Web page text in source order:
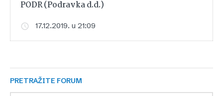
PODR (Podravka d.d.)
17.12.2019. u 21:09
PRETRAŽITE FORUM